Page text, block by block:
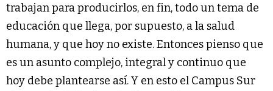
trabajan para producirlos, en fin, todo un tema de
educación que llega, por supuesto, a la salud
humana, y que hoy no existe. Entonces pienso que
es un asunto complejo, integral y continuo que
hoy debe plantearse así. Y en esto el Campus Sur